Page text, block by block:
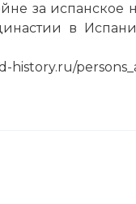
за испанское
в
history.ru/
Карл II
Фото статьи: